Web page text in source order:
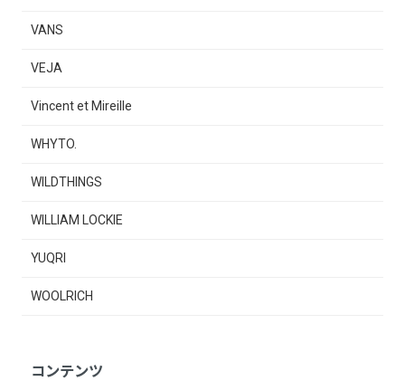
VANS
VEJA
Vincent et Mireille
WHYTO.
WILDTHINGS
WILLIAM LOCKIE
YUQRI
WOOLRICH
コンテンツ